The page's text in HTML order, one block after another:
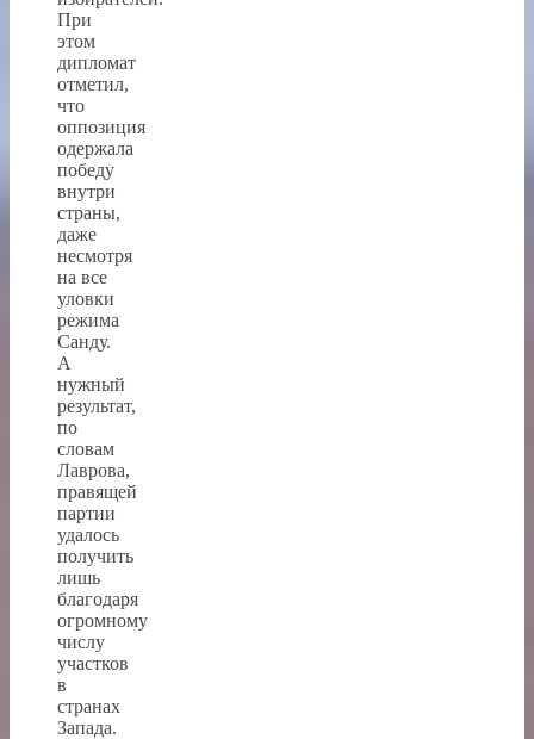
При
этом
дипломат
отметил,
что
оппозиция
одержала
победу
внутри
страны,
даже
несмотря
на все
уловки
режима
Санду.
А
нужный
результат,
по
словам
Лаврова,
правящей
партии
удалось
получить
лишь
благодаря
огромному
числу
участков
в
странах
Запада.